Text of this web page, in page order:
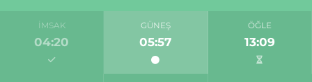
İMSAK
04:20
GÜNEŞ
05:57
ÖĞLE
13:09